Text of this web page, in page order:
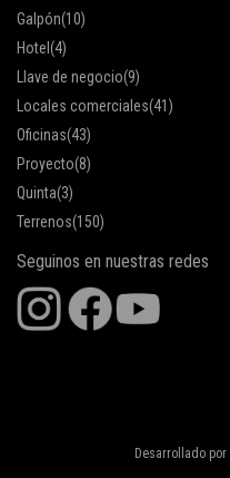
Galpón(10)
Hotel (4)
Llave de negocio(9)
Locales comerciales(41)
Oficinas(43)
Proyecto(8)
Quinta(3)
Terrenos(150)
Seguinos en nuestras redes
Desarrollado por